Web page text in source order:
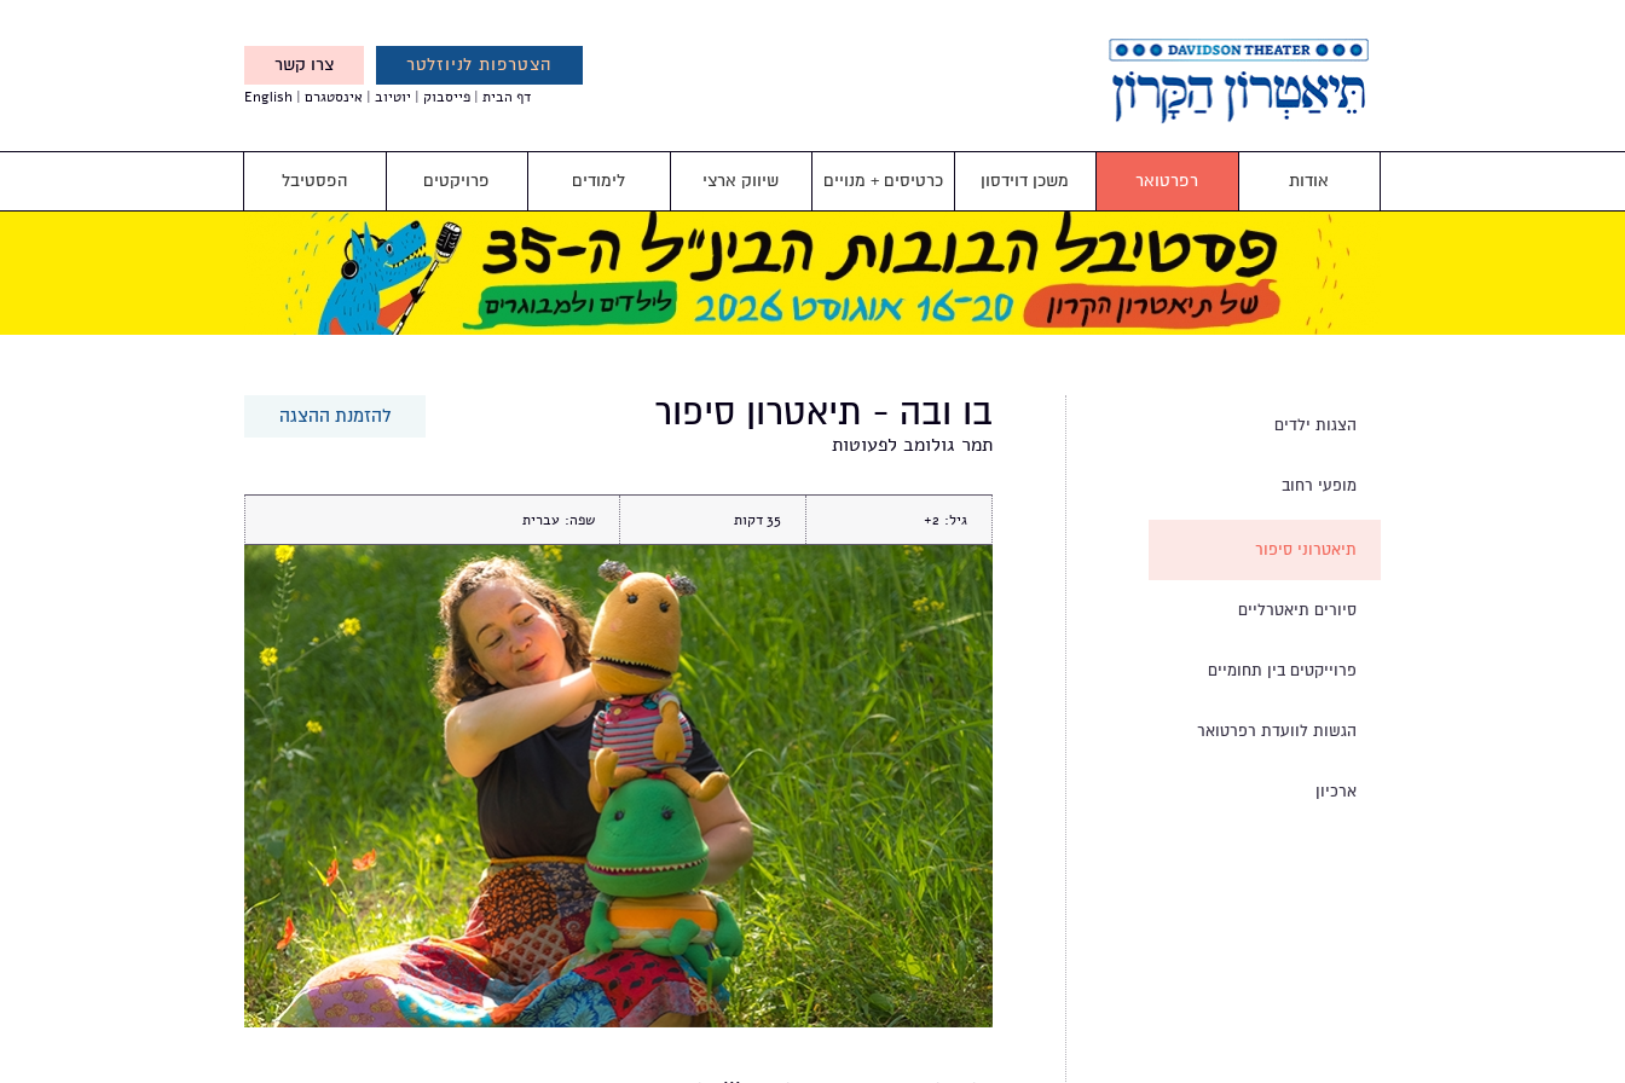
הצטרפות לניוזלטר צרו קשר
והטבות מיוחדות עבורך
דף הבית פייסבוק יוטיוב אינסטגרם English
אודות רפרטואר משכן דוידסון כרטיסים + מנויים שיווק ארצי לימודים פרויקטים הפסטיבל
הצגות ילדים
מופעי רחוב
תיאטרוני סיפור
סיורים תיאטרליים
פרוייקטים בין תחומיים
הגשות לוועדת רפרטואר
ארכיון
בו ובה - תיאטרון סיפור
תמר גולומב לפעוטות
להזמנת ההצגה
גיל: 2+
35 שפה: עברית